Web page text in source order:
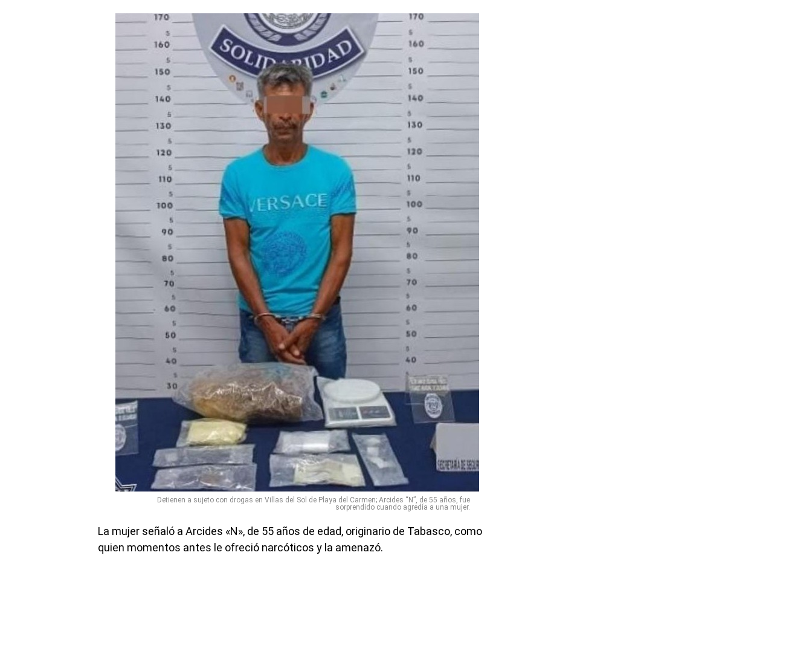
Detienen a sujeto con drogas en Villas del Sol de Playa del Carmen; Arcides “N”, de 55 años, fue
sorprendido cuando agredía a una mujer.
La mujer señaló a Arcides «N», de 55 años de edad, originario de Tabasco, como
quien momentos antes le ofreció narcóticos y la amenazó.